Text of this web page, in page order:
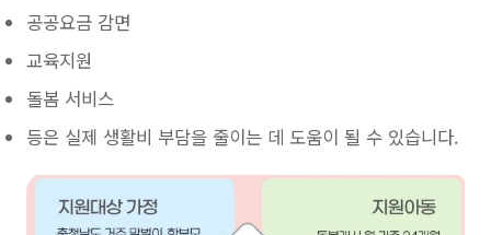
공공요금 감면
교육지원
돌봄 서비스
등은 실제 생활비 부담을 줄이는 데 도움이 될 수 있습니다.